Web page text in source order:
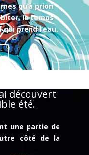
qu’à priori
le temps
qui prend l’eau.
découvert
été.
une partie de
côté de la
Belles - 2023